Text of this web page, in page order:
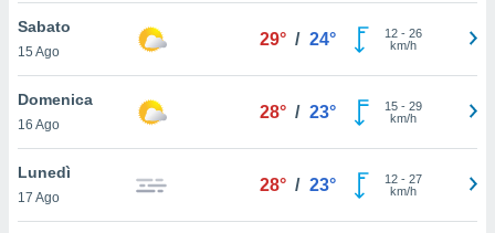
cookie
il tuo
in
Sabato
15 Ago
29° / 24° 12- 26
km/h
Domenica
16 Ago
28° / 23° 15- 29
km/h
Lunedì
17 Ago
28° / 23° 12- 27
km/h